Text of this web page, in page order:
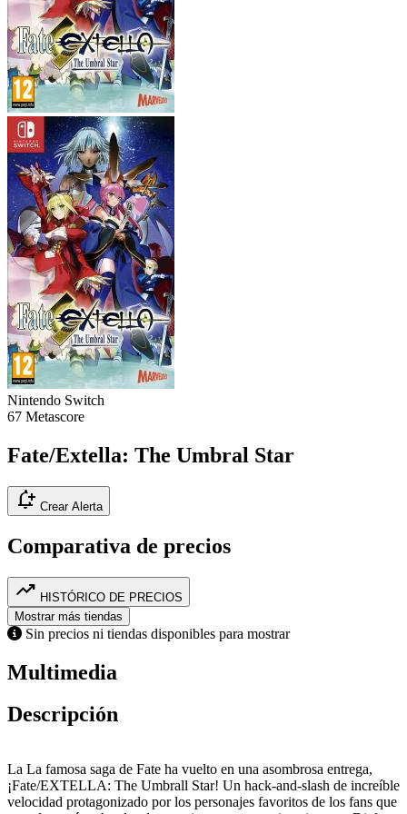
Nintendo Switch
67 Metascore
Fate/Extella: The Umbral Star
notification_add Crear Alerta
Comparativa de precios
trending_up HISTÓRICO DE PRECIOS
Mostrar más tiendas
Sin precios ni tiendas disponibles para mostrar
Multimedia
Descripción
La La famosa saga de Fate ha vuelto en una asombrosa entrega,
¡Fate/EXTELLA: The Umbrall Star! Un hack-and-slash de increíble
velocidad protagonizado por los personajes favoritos de los fans que